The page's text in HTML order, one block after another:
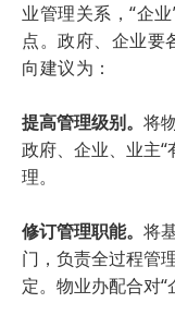
业管理关系，“企
点。政府、企业要
向建议为：
提高管理级别。 将
政府、企业、业主
理。
修订管理职能。 将
门，负责全过程管
定。物业办配合对“